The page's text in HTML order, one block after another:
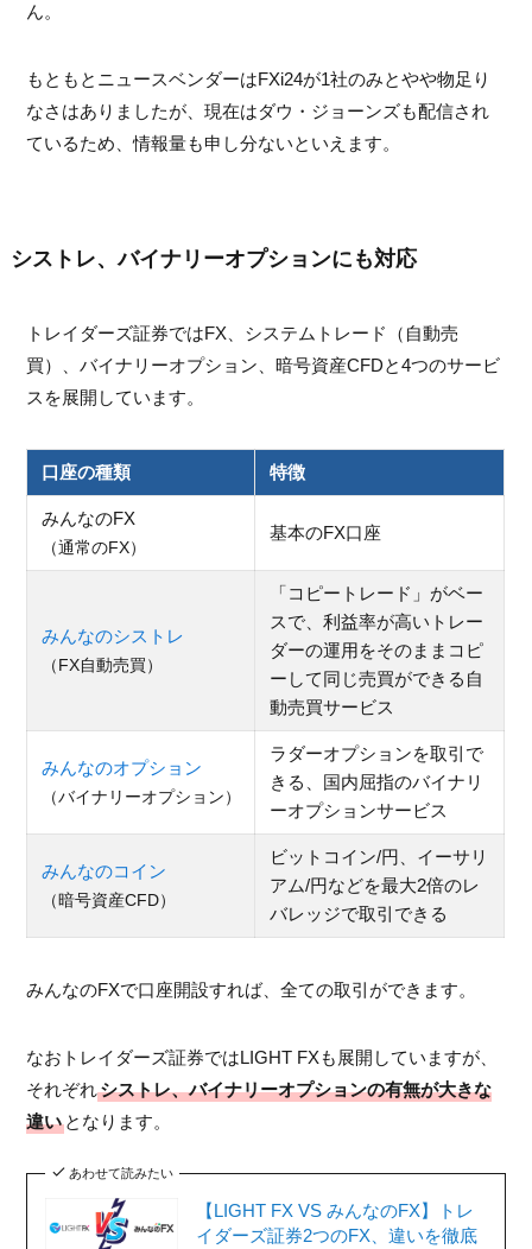
ん。
もともとニュースベンダーはFXi24が1社のみとやや物足り
なさはありましたが、現在はダウ・ジョーンズも配信され
ているため、情報量も申し分ないといえます。
シストレ、バイナリーオプションにも対応
トレイダーズ証券ではFX、システムトレード（自動売
買）、バイナリーオプション、暗号資産CFDと4つのサービ
スを展開しています。
口座の種類 特徴
みんなのFX
（通常のFX）
基本のFX口座
みんなのシストレ
（FX自動売買）
「コピートレード」がベー
スで、利益率が高いトレー
ダーの運用をそのままコピ
ーして同じ売買ができる自
動売買サービス
みんなのオプション
（バイナリーオプション）
ラダーオプションを取引で
きる、国内屈指のバイナリ
ーオプションサービス
みんなのコイン
（暗号資産CFD）
ビットコイン/円、イーサリ
アム/円などを最大2倍のレ
バレッジで取引できる
みんなのFXで口座開設すれば、全ての取引ができます。
なおトレイダーズ証券ではLIGHT FXも展開していますが、
それぞれシストレ、バイナリーオプションの有無が大きな
違い となります。
あわせて読みたい
【LIGHT FX VS みんなのFX】トレ
イダーズ証券2つのFX、違いを徹底